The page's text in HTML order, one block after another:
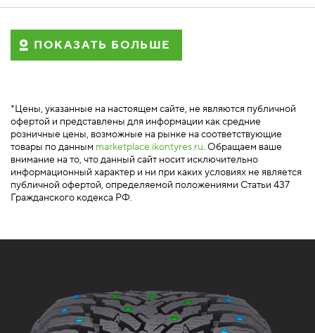
ПОКАЗАТЬ БОЛЬШЕ
*Цены, указанные на настоящем сайте, не являются публичной
офертой и представлены для информации как средние
розничные цены, возможные на рынке на соответствующие
товары по данным marketplace.ikontyres.ru. Обращаем ваше
внимание на то, что данный сайт носит исключительно
информационный характер и ни при каких условиях не является
публичной офертой, определяемой положениями Статьи 437
Гражданского кодекса РФ.